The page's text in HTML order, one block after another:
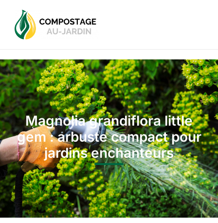
Magnolia grandiflora little
gem : arbuste compact pour
jardins enchanteurs